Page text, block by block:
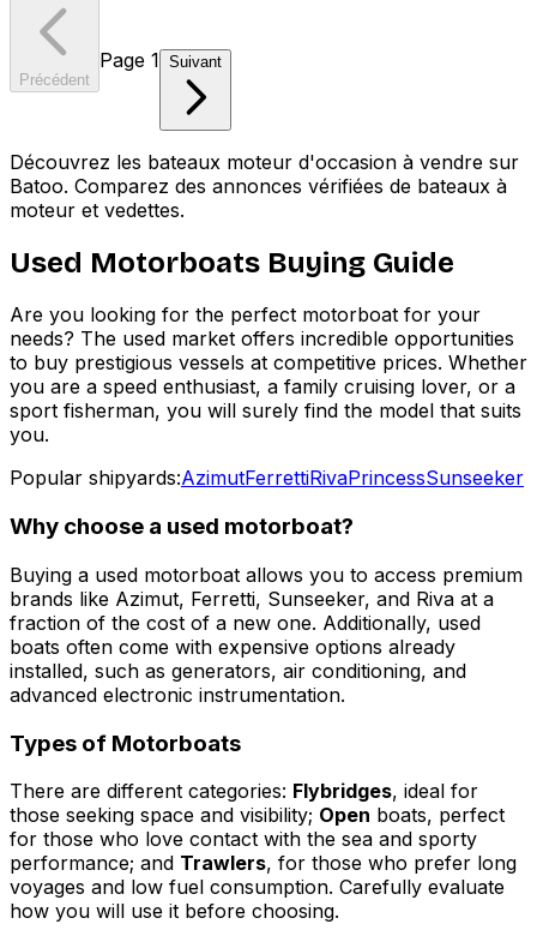
Précédent
Page 1 Suivant
Découvrez les bateaux moteur d'occasion à vendre sur
Batoo. Comparez des annonces vérifiées de bateaux à
moteur et vedettes.
Used Motorboats Buying Guide
Are you looking for the perfect motorboat for your
needs? The used market offers incredible opportunities
to buy prestigious vessels at competitive prices. Whether
you are a speed enthusiast, a family cruising lover, or a
sport fisherman, you will surely find the model that suits
you.
Popular shipyards:AzimutFerrettiRivaPrincessSunseeker
Why choose a used motorboat?
Buying a used motorboat allows you to access premium
brands like Azimut, Ferretti, Sunseeker, and Riva at a
fraction of the cost of a new one. Additionally, used
boats often come with expensive options already
installed, such as generators, air conditioning, and
advanced electronic instrumentation.
Types of Motorboats
There are different categories: Flybridges, ideal for
those seeking space and visibility; Open boats, perfect
for those who love contact with the sea and sporty
performance; and Trawlers, for those who prefer long
voyages and low fuel consumption. Carefully evaluate
how you will use it before choosing.